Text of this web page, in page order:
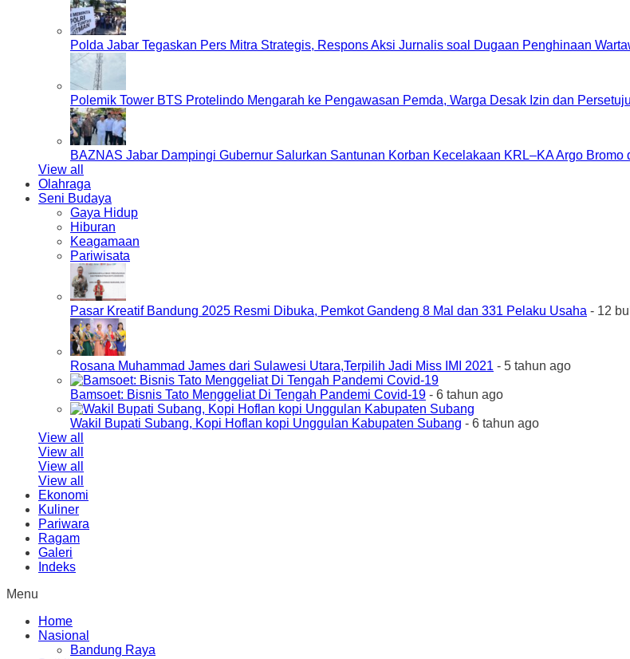
Polda Jabar Tegaskan Pers Mitra Strategis, Respons Aksi Jurnalis soal Dugaan Penghinaan
Polemik Tower BTS Protelindo Mengarah ke Pengawasan Pemda, Warga Desak Izin dan
BAZNAS Jabar Dampingi Gubernur Salurkan Santunan Korban Kecelakaan KRL–KA Argo Bromo
View all
Olahraga
Seni Budaya
Gaya Hidup
Hiburan
Keagamaan
Pariwisata
Pasar Kreatif Bandung 2025 Resmi Dibuka, Pemkot Gandeng 8 Mal dan 331 Pelaku Usaha - 12
Rosana Muhammad James dari Sulawesi Utara,Terpilih Jadi Miss IMI 2021 - 5 tahun ago
Bamsoet: Bisnis Tato Menggeliat Di Tengah Pandemi Covid-19 - 6 tahun ago
Wakil Bupati Subang, Kopi Hoflan kopi Unggulan Kabupaten Subang - 6 tahun ago
View all
View all
View all
View all
Ekonomi
Kuliner
Pariwara
Ragam
Galeri
Indeks
Menu
Home
Nasional
Bandung Raya